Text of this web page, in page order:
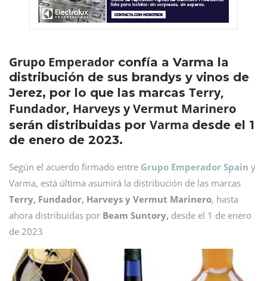
Grupo Emperador confía a Varma la
distribución de sus brandys y vinos de
Jerez, por lo que las marcas Terry,
Fundador, Harveys y Vermut Marinero
serán distribuidas por Varma desde el 1
de enero de 2023.
Según el acuerdo firmado entre Grupo Emperador Spain y
Varma, está última asumirá la distribución de las marcas
Terry, Fundador, Harveys y Vermut Marinero, hasta
ahora distribuidas por Beam Suntory, desde el 1 de enero
de 2023